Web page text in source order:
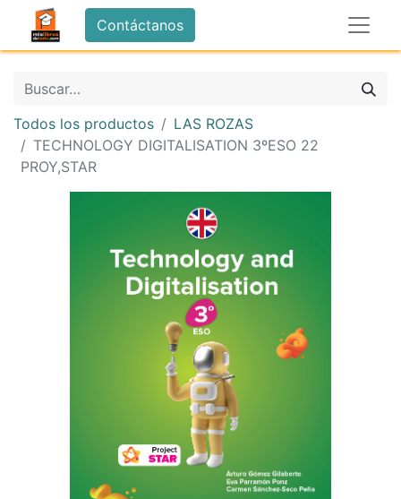
Contáctanos
Todos los productos
LAS ROZAS
TECHNOLOGY DIGITALISATION 3ºESO 22
PROY,STAR